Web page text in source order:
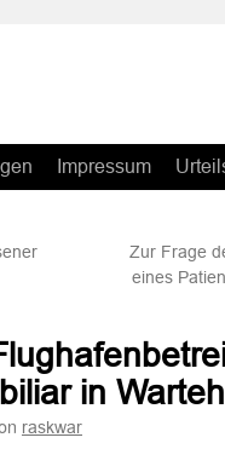
Impressum
Zur Frage
eines
in
raskwar